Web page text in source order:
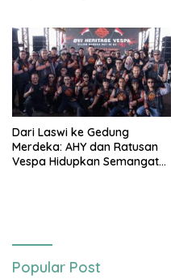
Dari Laswi ke Gedung
Merdeka: AHY dan Ratusan
Vespa Hidupkan Semangat
Popular Post